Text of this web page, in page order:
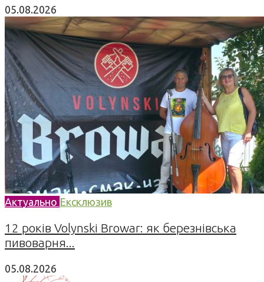
05.08.2026
Актуально Ексклюзив
12 років Volynski Browar: як березнівська
пивоварня...
05.08.2026